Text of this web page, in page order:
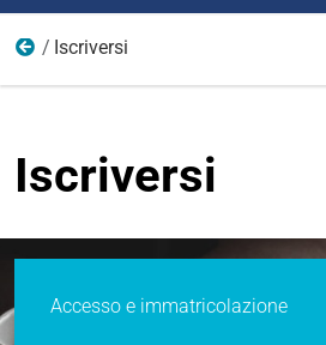
Home
Iscriversi
Iscriversi
Accesso e immatricolazione